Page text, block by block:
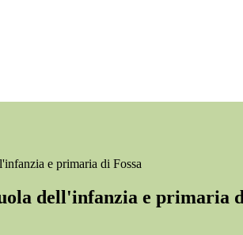
e primaria di Fossa
dell'infanzia e primaria